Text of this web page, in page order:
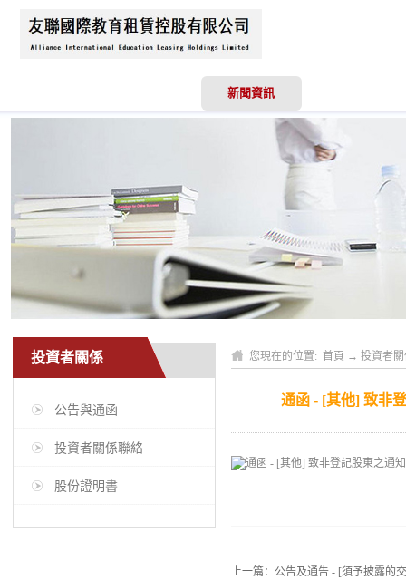
新聞資訊
投資者關係
公告與通函
投資者關係聯絡
股份證明書
您現在的位置: 首頁 → 投資者
通函 - [其他] 致非
上一篇： 公告及通告 - [須予披露的